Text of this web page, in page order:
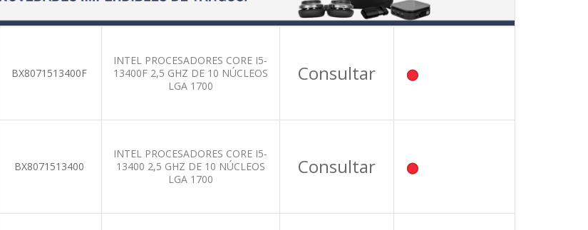
BX8071513400F
INTEL PROCESADORES CORE I5-
13400F 2,5 GHZ DE 10 NÚCLEOS
LGA 1700
Consultar
BX8071513400
INTEL PROCESADORES CORE I5-
13400 2,5 GHZ DE 10 NÚCLEOS
LGA 1700
Consultar